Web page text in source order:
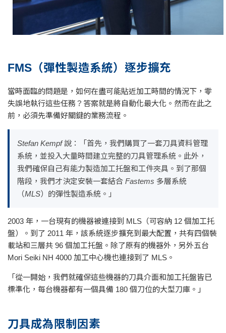
FMS（彈性製造系統）逐步擴充
當時面臨的問題是，如何在盡可能貼近加工時間的情況下，零
失誤地執行這些任務？答案就是將自動化最大化。然而在此之
前，必須先準備好關鍵的業務流程。
Stefan Kempf 說：「首先，我們購買了一套刀具資料管理
系統，並投入大量時間建立完整的刀具管理系統。此外，
我們確保自己有能力製造加工托盤和工件夾具。到了那個
階段，我們才決定安裝一套結合 Fastems 多層系統
（MLS）的彈性製造系統。」
2003 年，一台現有的機器被連接到 MLS（可容納 12 個加工托
盤）。到了 2011 年，該系統逐步擴充到最大配置，共有四個裝
載站和三層共 96 個加工托盤。除了原有的機器外，另外五台
Mori Seiki NH 4000 加工中心機也連接到了 MLS。
「從一開始，我們就確保這些機器的刀具介面和加工托盤皆已
標準化，每台機器都有一個具備 180 個刀位的大型刀庫。」
刀具成為限制因素